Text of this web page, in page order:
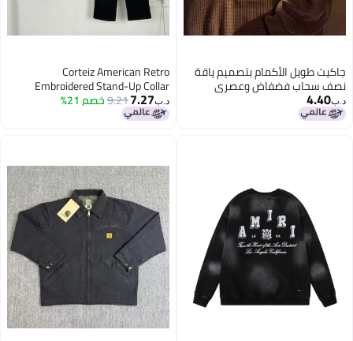
طويل الأكمام بتصميم ياقة
سحاب فضفاض وعصري
من علامة أزياء هونغ
الراقية
4.40
Corteiz American Retro
Embroidered Stand-Up Collar
Fleece-Lined Zipper Jacket High
Street Men'S And Women'S Casual
7.27
9.21خصم 21%